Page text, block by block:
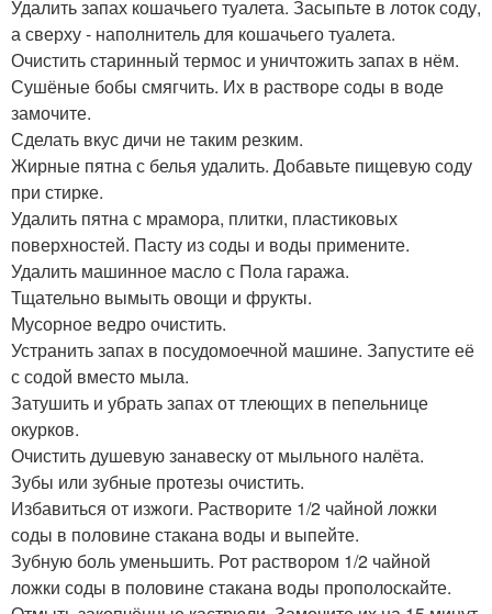
Удалить запах кошачьего туалета. Засыпьте в лоток соду,
а сверху - наполнитель для кошачьего туалета.
Очистить старинный термос и уничтожить запах в нём.
Сушёные бобы смягчить. Их в растворе соды в воде
замочите.
Сделать вкус дичи не таким резким.
Жирные пятна с белья удалить. Добавьте пищевую соду
при стирке.
Удалить пятна с мрамора, плитки, пластиковых
поверхностей. Пасту из соды и воды примените.
Удалить машинное масло с Пола гаража.
Тщательно вымыть овощи и фрукты.
Мусорное ведро очистить.
Устранить запах в посудомоечной машине. Запустите её
с содой вместо мыла.
Затушить и убрать запах от тлеющих в пепельнице
окурков.
Очистить душевую занавеску от мыльного налёта.
Зубы или зубные протезы очистить.
Избавиться от изжоги. Растворите 1/2 чайной ложки
соды в половине стакана воды и выпейте.
Зубную боль уменьшить. Рот раствором 1/2 чайной
ложки соды в половине стакана воды прополоскайте.